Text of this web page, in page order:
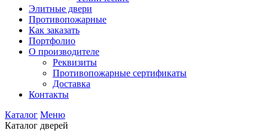
Элитные двери
Противопожарные
Как заказать
Портфолио
О производителе
Реквизиты
Противопожарные сертификаты
Доставка
Контакты
Каталог Меню
Каталог дверей